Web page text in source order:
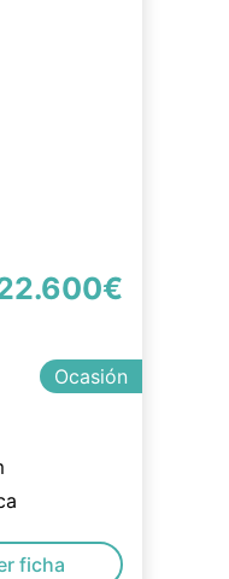
Ocasión
ficha